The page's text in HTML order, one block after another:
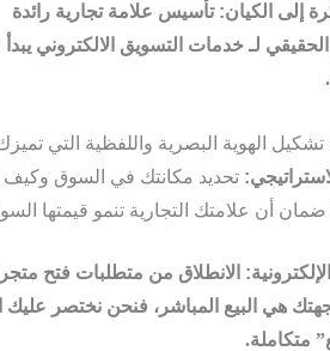
لـ خدمات التسويق الالكتروني
تشكيل الهوية البصرية واللفظية التي
تحديد مكانتك في السوق وكيف
ضمان أن علامتك التجارية تنمو قيمتها
هي البيع المباشر، فنحن نختصر
متكاملة.